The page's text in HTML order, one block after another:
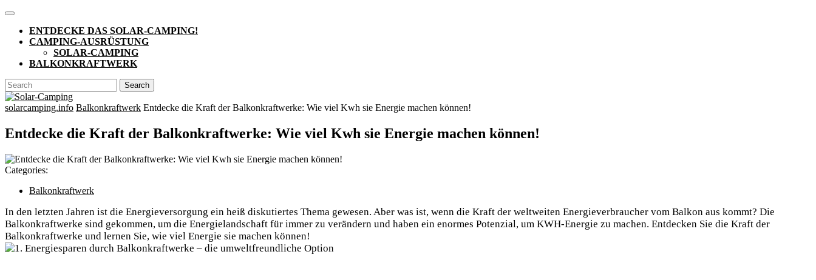
Skip
content
Open
ButtonENTDECKE DAS SOLAR-CAMPING!
CAMPING-AUSRÜSTUNG
SOLAR-CAMPING
BALKONKRAFTWERK
CLOSE
BUTTON
Search
for:
solarcamping.info Balkonkraftwerk Entdecke die Kraft der Balkonkraftwerke: Wie viel Kwh sie Energie machen können!
Entdecke die Kraft der Balkonkraftwerke: Wie viel Kwh sie Energie machen können!
Categories:
Balkonkraftwerk
⁢In den letzten Jahren ist die Energieversorgung ein heiß diskutiertes Thema‍ gewesen.⁢ Aber was ist, wenn ⁤die Kraft‌ der weltweiten Energieverbraucher vom⁢ Balkon aus kommt? Die
Balkonkraftwerke sind gekommen, um ​die Energielandschaft für immer zu verändern und haben ⁤ein enormes Potenzial, um ⁢KWH-Energie zu machen. Entdecken Sie die Kraft der
Balkonkraftwerke⁢ und lernen Sie, wie viel Energie sie machen⁣ können!